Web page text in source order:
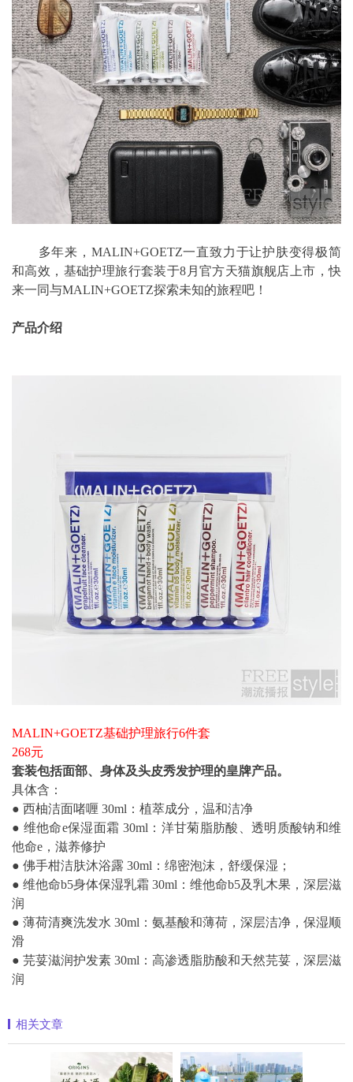
多年来，MALIN+GOETZ一直致力于让护肤变得极简
和高效，基础护理旅行套装于8月官方天猫旗舰店上市，快
来一同与MALIN+GOETZ探索未知的旅程吧！
产品介绍
MALIN+GOETZ基础护理旅行6件套
268元
套装包括面部、身体及头皮秀发护理的皇牌产品。
具体含：
● 西柚洁面啫喱 30ml：植萃成分，温和洁净
● 维他命e保湿面霜 30ml：洋甘菊脂肪酸、透明质酸钠和维
他命e，滋养修护
● 佛手柑洁肤沐浴露 30ml：绵密泡沫，舒缓保湿；
● 维他命b5身体保湿乳霜 30ml：维他命b5及乳木果，深层滋
润
● 薄荷清爽洗发水 30ml：氨基酸和薄荷，深层洁净，保湿顺
滑
● 芫荽滋润护发素 30ml：高渗透脂肪酸和天然芫荽，深层滋
润
相关文章